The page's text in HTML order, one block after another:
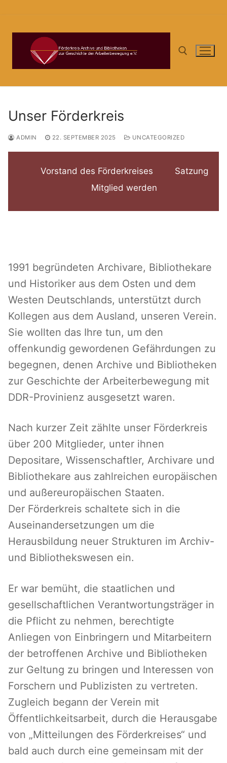
Inhalt
springen
Unser Förderkreis
ADMIN 22. SEPTEMBER 2025 UNCATEGORIZED
Vorstand des Förderkreises
Satzung
Mitglied werden
1991 begründeten Archivare, Bibliothekare
und Historiker aus dem Osten und dem
Westen Deutschlands, unterstützt durch
Kollegen aus dem Ausland, unseren Verein.
Sie wollten das Ihre tun, um den
offenkundig gewordenen Gefährdungen zu
begegnen, denen Archive und Bibliotheken
zur Geschichte der Arbeiterbewegung mit
DDR-Provinienz ausgesetzt waren.
Nach kurzer Zeit zählte unser Förderkreis
über 200 Mitglieder, unter ihnen
Depositare, Wissenschaftler, Archivare und
Bibliothekare aus zahlreichen europäischen
und außereuropäischen Staaten.
Der Förderkreis schaltete sich in die
Auseinandersetzungen um die
Herausbildung neuer Strukturen im Archiv-
und Bibliothekswesen ein.
Er war bemüht, die staatlichen und
gesellschaftlichen Verantwortungsträger in
die Pflicht zu nehmen, berechtigte
Anliegen von Einbringern und Mitarbeitern
der betroffenen Archive und Bibliotheken
zur Geltung zu bringen und Interessen von
Forschern und Publizisten zu vertreten.
Zugleich begann der Verein mit
Öffentlichkeitsarbeit, durch die Herausgabe
von „Mitteilungen des Förderkreises“ und
bald auch durch eine gemeinsam mit der